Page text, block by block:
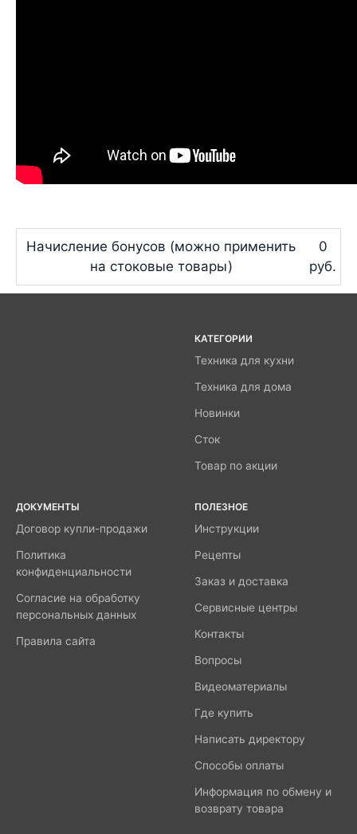
Начисление бонусов (можно применить
на стоковые товары)
0
руб.
КАТЕГОРИИ
Техника для кухни
Техника для дома
Новинки
Сток
Товар по акции
ДОКУМЕНТЫ
Договор купли-продажи
Политика
конфиденциальности
Согласие на обработку
персональных данных
Правила сайта
ПОЛЕЗНОЕ
Инструкции
Рецепты
Заказ и доставка
Сервисные центры
Контакты
Вопросы
Видеоматериалы
Где купить
Написать директору
Способы оплаты
Информация по обмену и
возврату товара